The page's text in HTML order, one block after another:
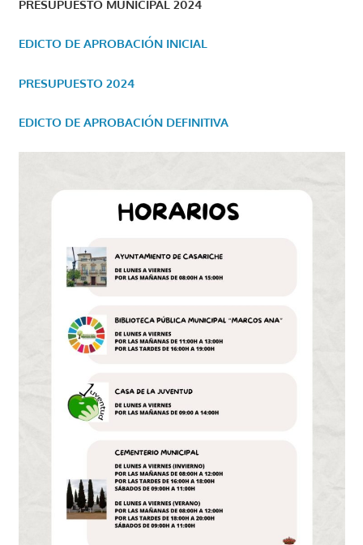
PRESUPUESTO MUNICIPAL 2024
EDICTO DE APROBACIÓN INICIAL
PRESUPUESTO 2024
EDICTO DE APROBACIÓN DEFINITIVA